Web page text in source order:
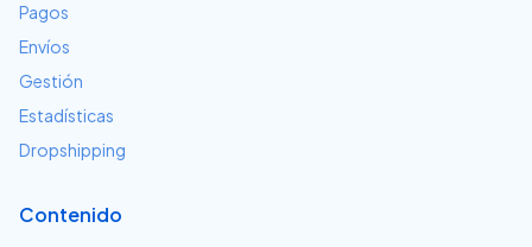
Pagos
Envíos
Gestión
Estadísticas
Dropshipping
Contenido